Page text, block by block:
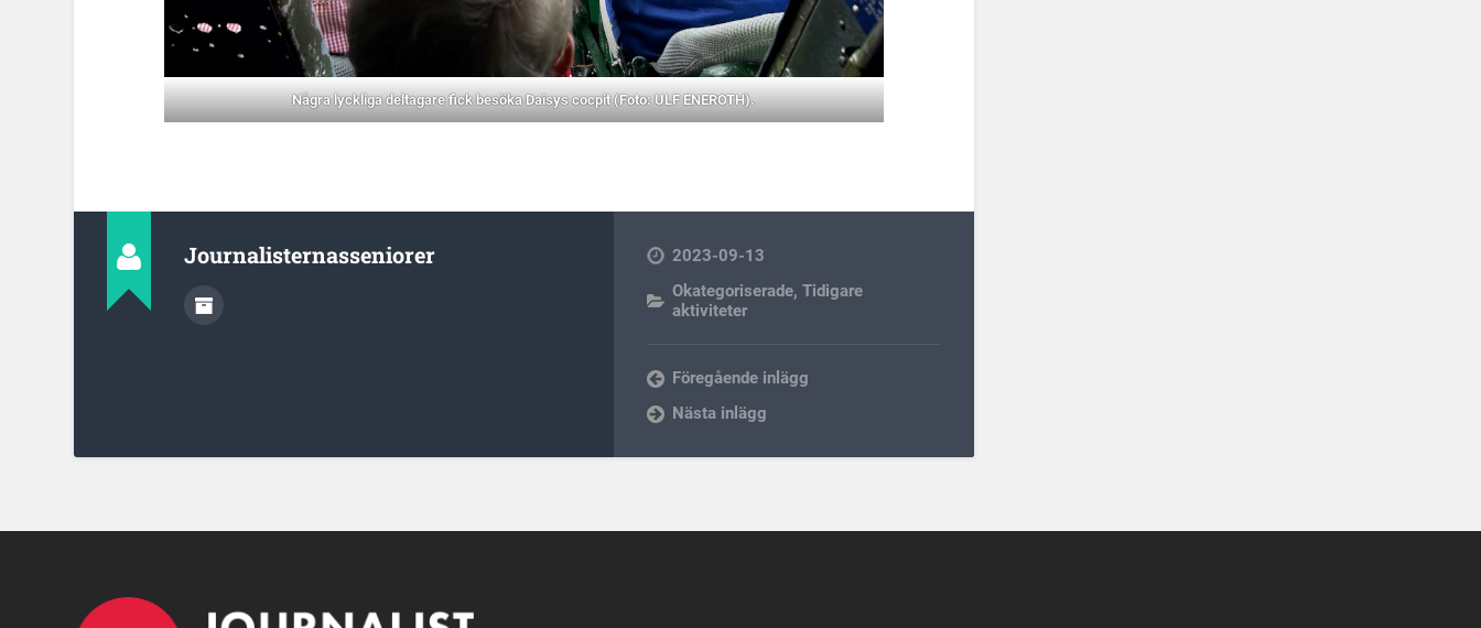
Några lyckliga deltagare fick besöka Daisys cocpit (Foto: ULF ENEROTH).
Journalisternasseniorer
2023-09-13
Okategoriserade,Tidigare
aktiviteter
Föregående inlägg
Nästa inlägg